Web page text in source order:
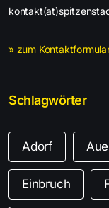
» zum
Schlagwörter
Adorf
Einbruch